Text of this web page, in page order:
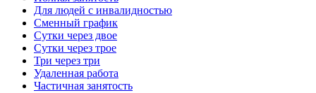
Для людей с инвалидностью
Сменный график
Сутки через двое
Сутки через трое
Три через три
Удаленная работа
Частичная занятость